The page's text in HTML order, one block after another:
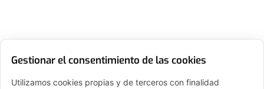
Gestionar el consentimiento de las cookies
Utilizamos cookies propias y de terceros con finalidad